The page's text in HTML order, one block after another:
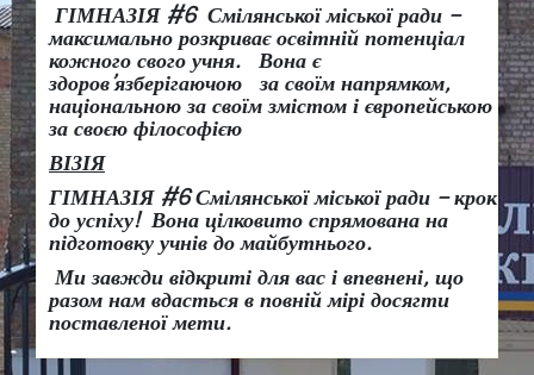
ГІМНАЗІЯ #6 Смілянської міської ради –
максимально розкриває освітній потенціал
кожного свого учня.
Вона є
здоров’язберігаючою за своїм напрямком,
національною за своїм змістом і європейською
за своєю філософією
ВІЗІЯ
ГІМНАЗІЯ #6 Смілянської міської ради – крок
до успіху! Вона цілковито спрямована на
підготовку учнів до майбутнього.
Ми завжди відкриті для вас і впевнені, що
разом нам вдасться в повній мірі досягти
поставленої мети.